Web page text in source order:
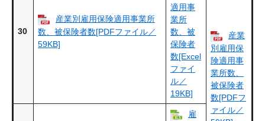
30
産業別雇用保険適用事業所
数、被保険者数[PDFファイル／
59KB]
適用事
業所
数、被
保険者
数[Excel
ファイ
ル／
19KB]
産業
別雇用保
険適用事
業所数、
被保険者
数[PDFフ
ァイル／
雇